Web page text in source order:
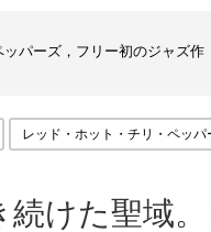
パーズ，フリー初のジャズ作
レッド・ホット・チリ・ペッパ
けた聖域